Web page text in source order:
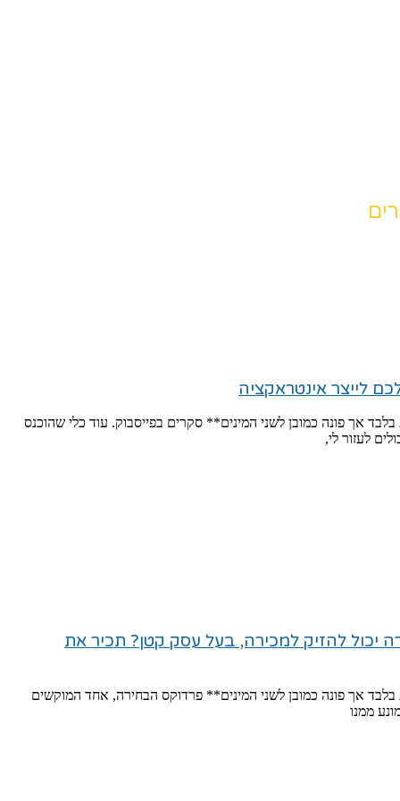
לייצר אינטראקציה
אך פונה כמובן לשני המינים** סקרים בפייסבוק. עוד כלי שהוכנס
לעזור לי,
יכול להזיק למכירה, בעל עסק קטן? תכיר את
אך פונה כמובן לשני המינים** פרדוקס הבחירה, אחד המוקשים
ממנו